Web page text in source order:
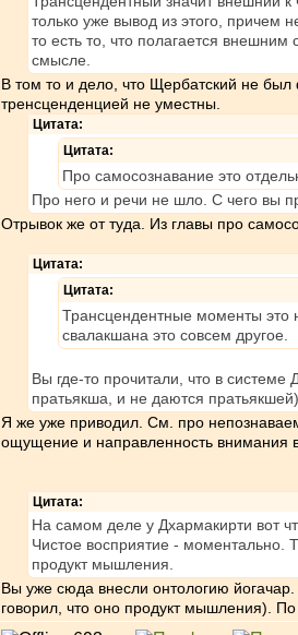
только уже вывод из этого, причем
то есть то, что полагается
смысле.
В том то и дело, что Щербатский не
тренсценденцией не уместны.
Цитата:
Цитата:
Про самосознавание это
Про него и речи не шло. С чего вы
Отрывок же от туда. Из главы про
Цитата:
Цитата:
Трансцендентные моменты
свалакшана это совсем другое.
Вы где-то прочитали, что в
пратьякша, и не даются
Я же уже приводил. См. про
ощущение и направленность внимания
Цитата:
На самом деле у Дхармакирти вот
Чистое восприятие - моментально.
продукт мышления.
Вы уже сюда внесли онтологию
говорил, что оно продукт мышления).